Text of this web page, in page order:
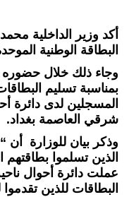
أكد وزير الداخلية
البطاقة الوطنية
وجاء ذلك خلال حضوره
بمناسبة تسليم
المسجلين لدى دائرة
شرقي العاصمة بغداد.
وذكر بيان للوزارة أن
الذين تسلموا
عملت دائرة أحوال
البطاقات للذين